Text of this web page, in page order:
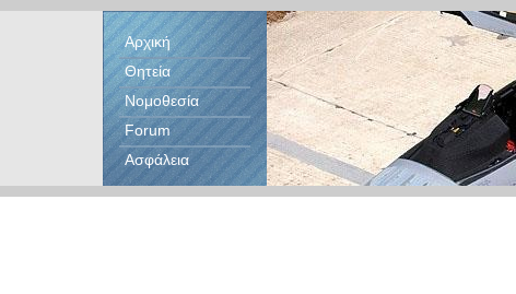
Αρχική
Θητεία
Νομοθεσία
Forum
Ασφάλεια